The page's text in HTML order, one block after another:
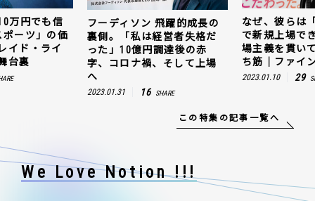
フーディソン 飛躍的成長の
裏側。「私は経営者失格だ
った」10億円調達後の赤
字、コロナ禍、そして上場
SHARE
なぜ、彼らは「動画領域」
で新規上場できたのか。現
場主義を貫いて見つけた勝
ち筋｜ファインズ 三輪幸将
SHARE
この特集の記事一覧へ
We Love Notion !!!